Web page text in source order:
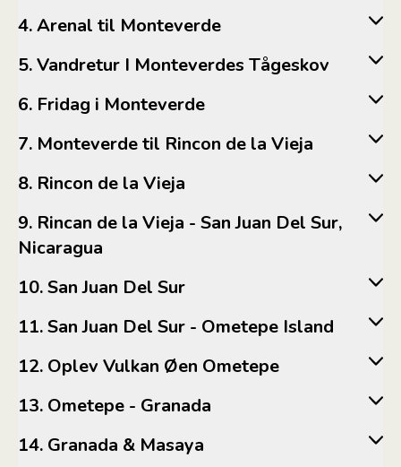
4. Arenal til Monteverde
5. Vandretur I Monteverdes Tågeskov
6. Fridag i Monteverde
7. Monteverde til Rincon de la Vieja
8. Rincon de la Vieja
9. Rincan de la Vieja - San Juan Del Sur,
Nicaragua
10. San Juan Del Sur
11. San Juan Del Sur - Ometepe Island
12. Oplev Vulkan Øen Ometepe
13. Ometepe - Granada
14. Granada & Masaya